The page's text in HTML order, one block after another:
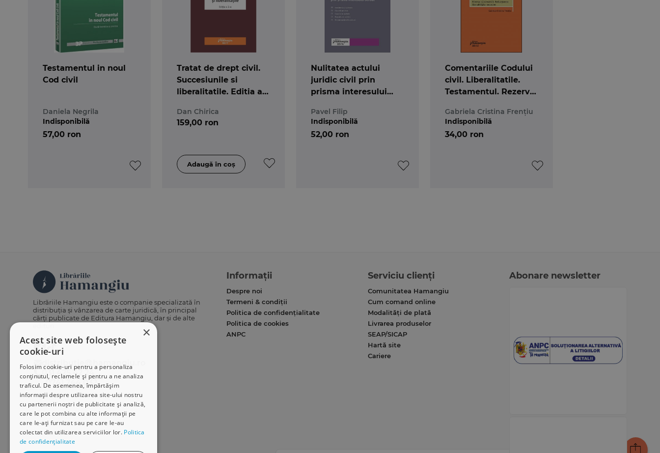
Testamentul in noul
Cod civil
Daniela Negrila
57,00 ron
Indisponibilă
Tratat de drept civil.
Succesiunile si
liberalitatile. Editia a
Dan Chirica
159,00 ron
Nulitatea actului
juridic civil prin
prisma interesului
Pavel Filip
52,00 ron
Indisponibilă
Comentariile Codului
civil. Liberalitatile.
Testamentul. Rezerva
Reductiunea liberalita
Gabriela Cristina Frențiu
34,00 ron
Indisponibilă
×
Acest site web folosește
cookie-uri
Folosim cookie-uri pentru a personaliza
conținutul, reclamele și pentru a ne analiza
traficul. De asemenea, împărtășim
informații despre utilizarea site-ului nostru
cu partenerii noștri de publicitate și analiză,
care le pot combina cu alte informații pe
care le-ați furnizat sau pe care le-au
colectat din utilizarea serviciilor lor. Politica
de confidențialitate
Librăriile Hamangiu este o companie specializată în
distribuția și vânzarea de carte juridică, în principal
cărți publicate de Editura Hamangiu, dar și de alte
distributie@hamangiu.ro
031 425 42 24
0741 244 032
Informații
Despre noi
Termeni & condiții
Politica de confidențialitate
Politica de cookies
ANPC
Serviciu clienți
Comunitatea Hamangiu
Cum comand online
Modalități de plată
Livrarea produselor
SEAP/SICAP
Hartă site
Cariere
Abonare newsletter